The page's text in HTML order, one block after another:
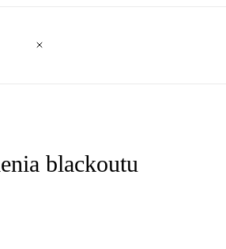
blackoutu